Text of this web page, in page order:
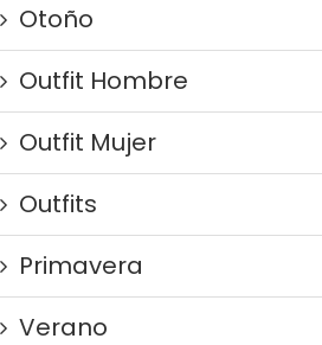
Otoño
Outfit Hombre
Outfit Mujer
Outfits
Primavera
Verano